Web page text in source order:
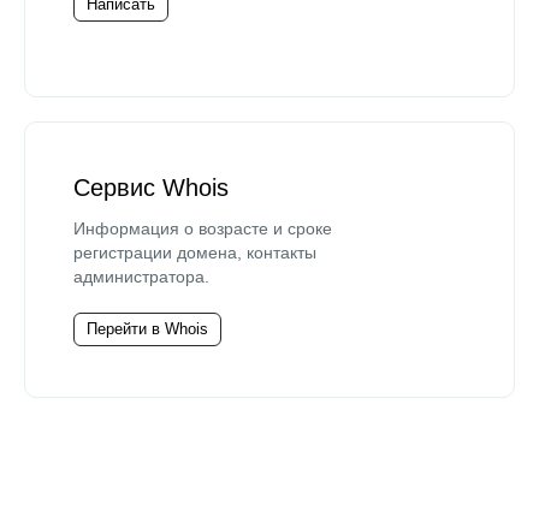
Написать
Сервис Whois
Информация о возрасте и сроке
регистрации домена, контакты
администратора.
Перейти в Whois